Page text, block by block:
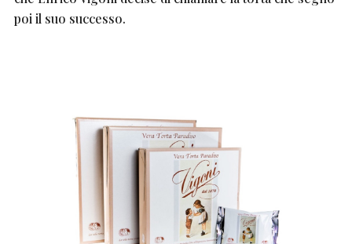
poi il suo successo.